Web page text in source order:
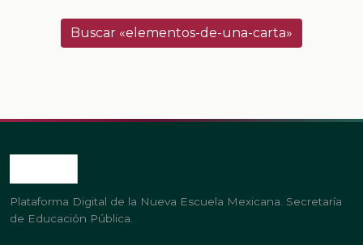
Buscar «elementos-de-una-carta»
Plataforma Digital de la Nueva Escuela Mexicana. Secretaría
de Educación Pública.